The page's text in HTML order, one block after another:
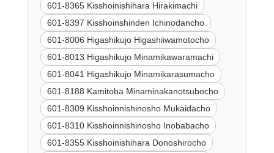
601-8365 Kisshoinishihara Hirakimachi
601-8397 Kisshoinshinden Ichinodancho
601-8006 Higashikujo Higashiiwamotocho
601-8013 Higashikujo Minamikawaramachi
601-8041 Higashikujo Minamikarasumacho
601-8188 Kamitoba Minaminakanotsubocho
601-8309 Kisshoinnishinosho Mukaidacho
601-8310 Kisshoinnishinosho Inobabacho
601-8355 Kisshoinishihara Donoshirocho